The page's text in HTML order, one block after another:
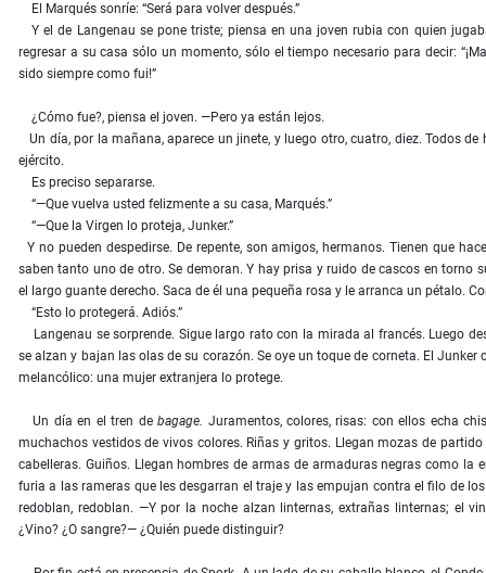
El Marqués sonríe: “Será para volver después.”
Y el de Langenau se pone triste; piensa en una joven rubia con quien
regresar a su casa sólo un momento, sólo el tiempo necesario para decir:
sido siempre como fui!”
¿Cómo fue?, piensa el joven. —Pero ya están lejos.
Un día, por la mañana, aparece un jinete, y luego otro, cuatro, diez. Todos de
ejército.
Es preciso separarse.
“—Que vuelva usted felizmente a su casa, Marqués.”
“—Que la Virgen lo proteja, Junker.”
Y no pueden despedirse. De repente, son amigos, hermanos. Tienen que
saben tanto uno de otro. Se demoran. Y hay prisa y ruido de cascos en torno
el largo guante derecho. Saca de él una pequeña rosa y le arranca un pétalo.
“Esto lo protegerá. Adiós.”
Langenau se sorprende. Sigue largo rato con la mirada al francés. Luego
se alzan y bajan las olas de su corazón. Se oye un toque de corneta. El Junker
melancólico: una mujer extranjera lo protege.
Un día en el tren debagage. Juramentos, colores, risas: con ellos echa
muchachos vestidos de vivos colores. Riñas y gritos. Llegan mozas de
cabelleras. Guiños. Llegan hombres de armas de armaduras negras como la
furia a las rameras que les desgarran el traje y las empujan contra el filo de
redoblan, redoblan. —Y por la noche alzan linternas, extrañas linternas; el
¿Vino? ¿O sangre?— ¿Quién puede distinguir?